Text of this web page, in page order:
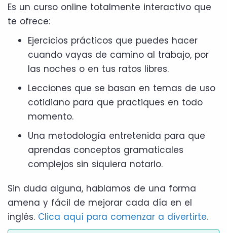
Es un curso online totalmente interactivo que
te ofrece:
Ejercicios prácticos que puedes hacer
cuando vayas de camino al trabajo, por
las noches o en tus ratos libres.
Lecciones que se basan en temas de uso
cotidiano para que practiques en todo
momento.
Una metodología entretenida para que
aprendas conceptos gramaticales
complejos sin siquiera notarlo.
Sin duda alguna, hablamos de una forma
amena y fácil de mejorar cada día en el
inglés. Clica aquí para comenzar a divertirte.